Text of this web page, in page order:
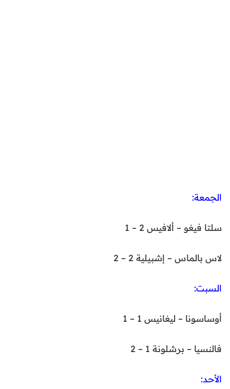
الجمعة:
سلتا فيغو – ألافيس 2 – 1
لاس بالماس – إشبيلية 2 – 2
السبت:
أوساسونا – ليغانيس 1 – 1
فالنسيا – برشلونة 1 – 2
الأحد: